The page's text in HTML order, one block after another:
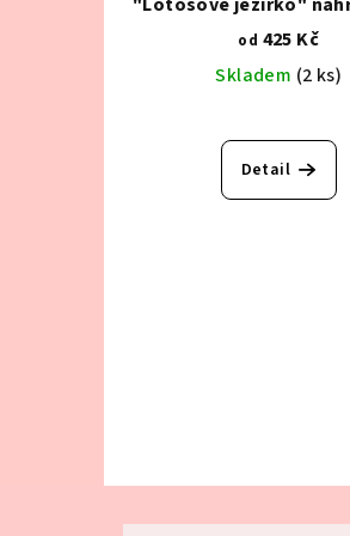
náušnice
od 425 Kč
Skladem (2 ks)
Detail